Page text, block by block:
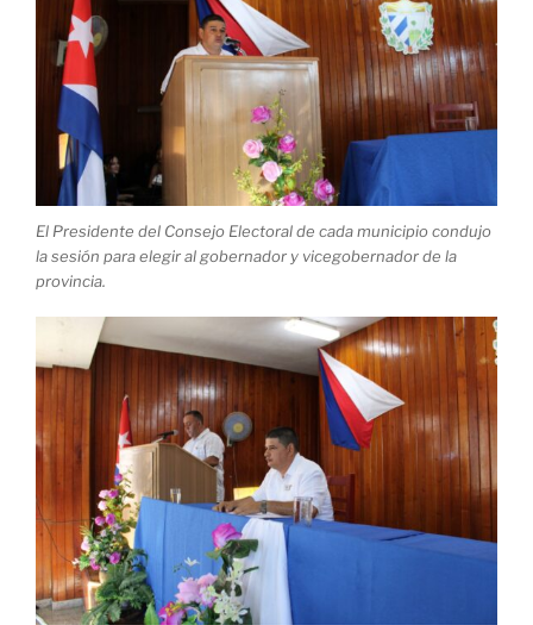
El Presidente del Consejo Electoral de cada municipio condujo
la sesión para elegir al gobernador y vicegobernador de la
provincia.